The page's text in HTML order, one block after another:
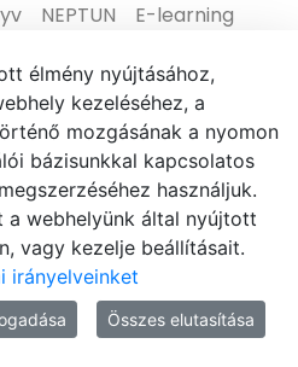
NEPTUN
E-learning
Igazgatóság
2021
élmény nyújtásához,
kezeléséhez, a
mozgásának a nyomon
bázisunkkal kapcsolatos
használjuk.
a webhelyünk által nyújtott
vagy kezelje beállításait.
irányelveinket
Összes elutasítása